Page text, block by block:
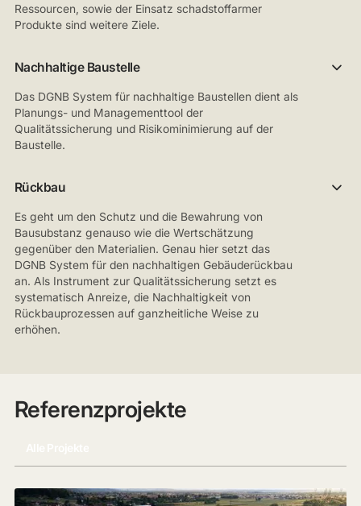
Ressourcen, sowie der Einsatz schadstoffarmer
Produkte sind weitere Ziele.
Nachhaltige Baustelle
Das DGNB System für nachhaltige Baustellen dient als
Planungs- und Managementtool der
Qualitätssicherung und Risikominimierung auf der
Baustelle.
Rückbau
Es geht um den Schutz und die Bewahrung von
Bausubstanz genauso wie die Wertschätzung
gegenüber den Materialien. Genau hier setzt das
DGNB System für den nachhaltigen Gebäuderückbau
an. Als Instrument zur Qualitätssicherung setzt es
systematisch Anreize, die Nachhaltigkeit von
Rückbauprozessen auf ganzheitliche Weise zu
erhöhen.
Referenzprojekte